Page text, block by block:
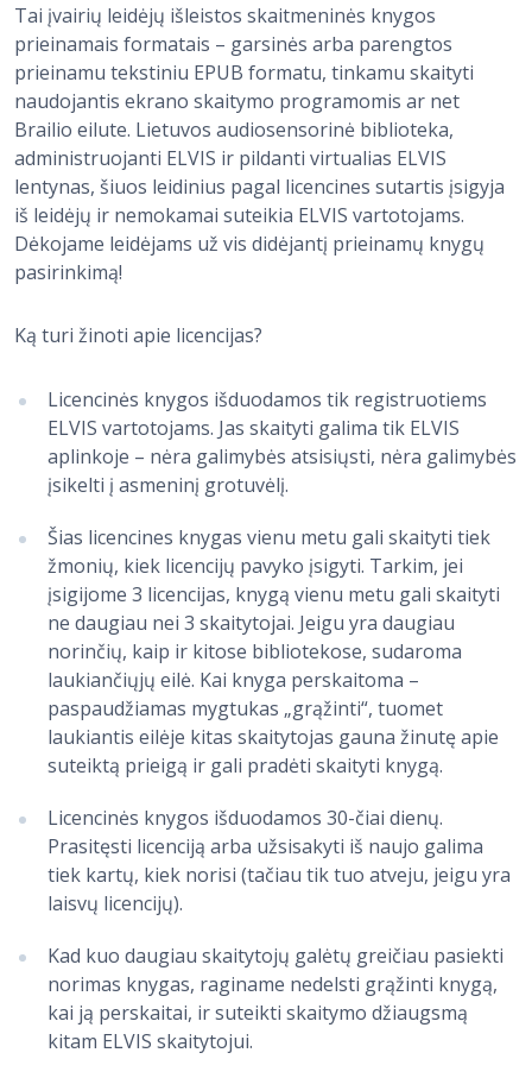
Tai įvairių leidėjų išleistos skaitmeninės knygos
prieinamais formatais – garsinės arba parengtos
prieinamu tekstiniu EPUB formatu, tinkamu skaityti
naudojantis ekrano skaitymo programomis ar net
Brailio eilute. Lietuvos audiosensorinė biblioteka,
administruojanti ELVIS ir pildanti virtualias ELVIS
lentynas, šiuos leidinius pagal licencines sutartis įsigyja
iš leidėjų ir nemokamai suteikia ELVIS vartotojams.
Dėkojame leidėjams už vis didėjantį prieinamų knygų
pasirinkimą!
Ką turi žinoti apie licencijas?
Licencinės knygos išduodamos tik registruotiems
ELVIS vartotojams. Jas skaityti galima tik ELVIS
aplinkoje – nėra galimybės atsisiųsti, nėra galimybės
įsikelti į asmeninį grotuvėlį.
Šias licencines knygas vienu metu gali skaityti tiek
žmonių, kiek licencijų pavyko įsigyti. Tarkim, jei
įsigijome 3 licencijas, knygą vienu metu gali skaityti
ne daugiau nei 3 skaitytojai. Jeigu yra daugiau
norinčių, kaip ir kitose bibliotekose, sudaroma
laukiančiųjų eilė. Kai knyga perskaitoma –
paspaudžiamas mygtukas „grąžinti“, tuomet
laukiantis eilėje kitas skaitytojas gauna žinutę apie
suteiktą prieigą ir gali pradėti skaityti knygą.
Licencinės knygos išduodamos 30-čiai dienų.
Prasitęsti licenciją arba užsisakyti iš naujo galima
tiek kartų, kiek norisi (tačiau tik tuo atveju, jeigu yra
laisvų licencijų).
Kad kuo daugiau skaitytojų galėtų greičiau pasiekti
norimas knygas, raginame nedelsti grąžinti knygą,
kai ją perskaitai, ir suteikti skaitymo džiaugsmą
kitam ELVIS skaitytojui.